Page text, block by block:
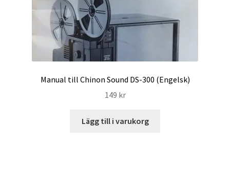
Manual till Chinon Sound DS-300 (Engelsk)
149 kr
Lägg till i varukorg